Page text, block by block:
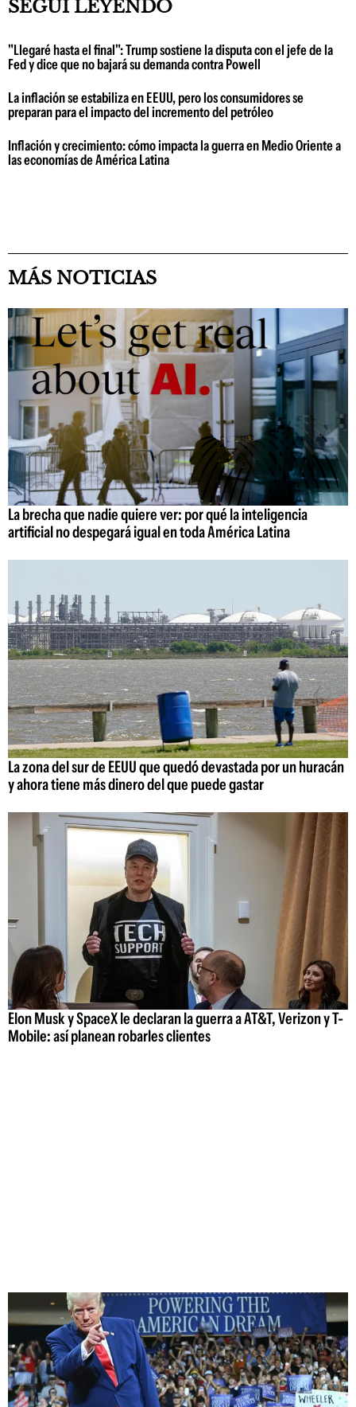
SEGUÍ LEYENDO
"Llegaré hasta el final": Trump sostiene la disputa con el jefe de la
Fed y dice que no bajará su demanda contra Powell
La inflación se estabiliza en EEUU, pero los consumidores se
preparan para el impacto del incremento del petróleo
Inflación y crecimiento: cómo impacta la guerra en Medio Oriente a
las economías de América Latina
MÁS NOTICIAS
La brecha que nadie quiere ver: por qué la inteligencia
artificial no despegará igual en toda América Latina
La zona del sur de EEUU que quedó devastada por un huracán
y ahora tiene más dinero del que puede gastar
Elon Musk y SpaceX le declaran la guerra a AT&T, Verizon y T-
Mobile: así planean robarles clientes